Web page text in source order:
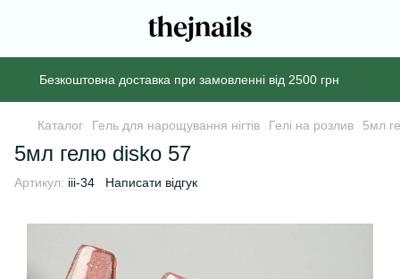
Безкоштовна доставка при замовленні від 2500 грн
Каталог Гель для нарощування нігтів Гелі на розлив 5мл
5мл гелю disko 57
Артикул: iii-34 Написати відгук